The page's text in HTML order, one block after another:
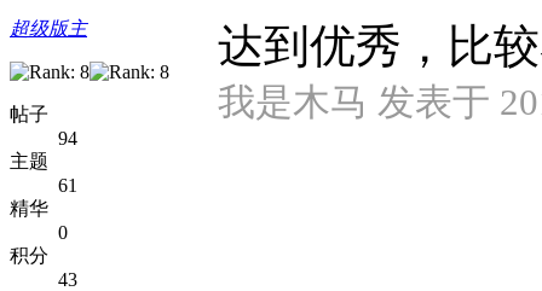
超级版主
帖子
94
主题
61
精华
0
积分
43
达到优秀，比
我是木马 发表于